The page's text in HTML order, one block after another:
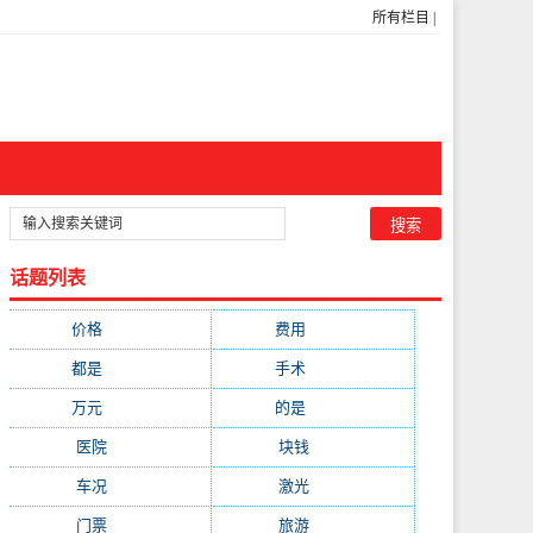
所有栏目
话题列表
价格 费用
都是 手术(1536)
万元 的是(1059)
医院(647) 块钱
车况(582) 激光
门票(564) 旅游